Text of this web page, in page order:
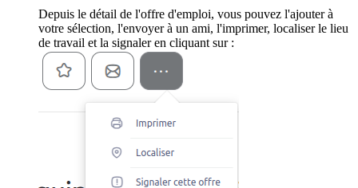
Depuis le détail de l'offre d'emploi, vous pouvez l'ajouter à
votre sélection, l'envoyer à un ami, l'imprimer, localiser le lieu
de travail et la signaler en cliquant sur :